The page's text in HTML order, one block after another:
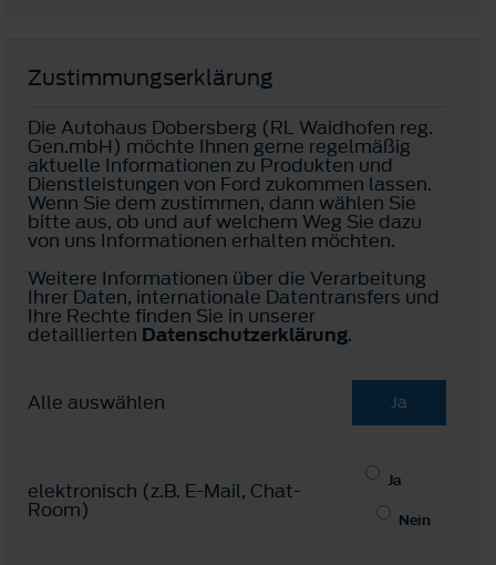
Zustimmungserklärung
Die Autohaus Dobersberg (RL Waidhofen reg.
Gen.mbH) möchte Ihnen gerne regelmäßig
aktuelle Informationen zu Produkten und
Dienstleistungen von Ford zukommen lassen.
Wenn Sie dem zustimmen, dann wählen Sie
bitte aus, ob und auf welchem Weg Sie dazu
von uns Informationen erhalten möchten.
Weitere Informationen über die Verarbeitung
Ihrer Daten, internationale Datentransfers und
Ihre Rechte finden Sie in unserer
detaillierten Datenschutzerklärung.
Alle auswählen Ja
elektronisch (z.B. E-Mail, Chat-
Room)
Ja
Nein